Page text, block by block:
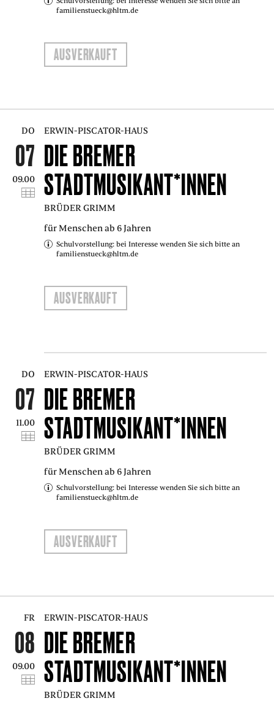
familienstueck@hltm.de
AUSVERKAUFT
DO
07
09.00
ERWIN-PISCATOR-HAUS
DIE BREMER
STADTMUSIKANT*INNEN
BRÜDER GRIMM
für Menschen ab 6 Jahren
Schulvorstellung: bei Interesse wenden Sie sich bitte an
familienstueck@hltm.de
AUSVERKAUFT
DO
07
11.00
ERWIN-PISCATOR-HAUS
DIE BREMER
STADTMUSIKANT*INNEN
BRÜDER GRIMM
für Menschen ab 6 Jahren
Schulvorstellung: bei Interesse wenden Sie sich bitte an
familienstueck@hltm.de
AUSVERKAUFT
FR
08
09.00
ERWIN-PISCATOR-HAUS
DIE BREMER
STADTMUSIKANT*INNEN
BRÜDER GRIMM